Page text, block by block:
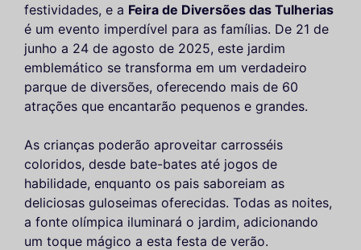
festividades, e a Feira de Diversões das Tulherias
é um evento imperdível para as famílias. De 21 de
junho a 24 de agosto de 2025, este jardim
emblemático se transforma em um verdadeiro
parque de diversões, oferecendo mais de 60
atrações que encantarão pequenos e grandes.
As crianças poderão aproveitar carrosséis
coloridos, desde bate-bates até jogos de
habilidade, enquanto os pais saboreiam as
deliciosas guloseimas oferecidas. Todas as noites,
a fonte olímpica iluminará o jardim, adicionando
um toque mágico a esta festa de verão.